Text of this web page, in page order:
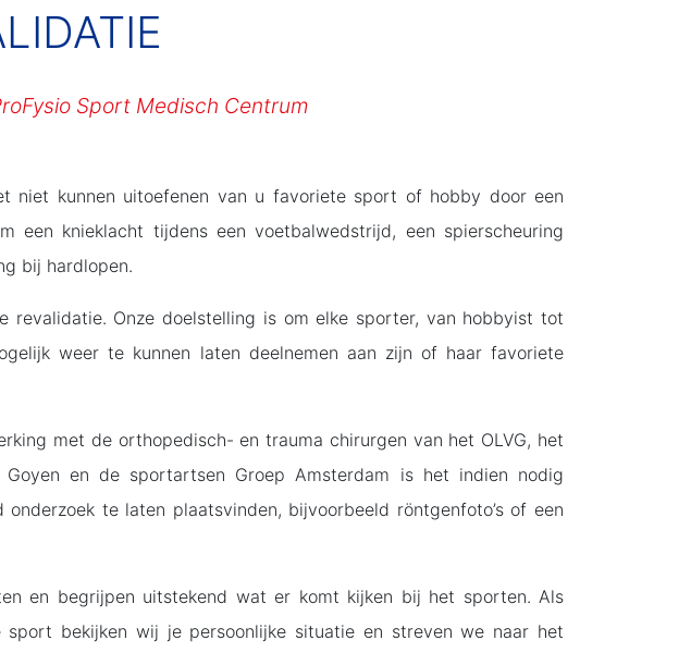
Sport Medisch Centrum
niet kunnen uitoefenen van u favoriete sport of hobby door een
een knieklacht tijdens een voetbalwedstrijd, een spierscheuring
bij hardlopen.
revalidatie. Onze doelstelling is om elke sporter, van hobbyist tot
weer te kunnen laten deelnemen aan zijn of haar favoriete
met de orthopedisch- en trauma chirurgen van het OLVG, het
en de sportartsen Groep Amsterdam is het indien nodig
onderzoek te laten plaatsvinden, bijvoorbeeld röntgenfoto’s of een
en begrijpen uitstekend wat er komt kijken bij het sporten. Als
sport bekijken wij je persoonlijke situatie en streven we naar het